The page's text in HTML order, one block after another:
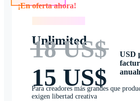
Unlimited
18 US$
15 US$
USD
Para creadores más grandes que
exigen libertad creativa